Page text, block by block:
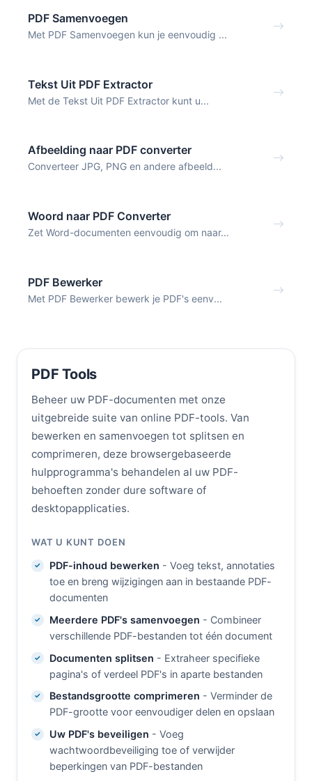
PDF Samenvoegen
Met PDF Samenvoegen kun je eenvoudig ...
Tekst Uit PDF Extractor
Met de Tekst Uit PDF Extractor kunt u...
Afbeelding naar PDF converter
Converteer JPG, PNG en andere afbeeld...
Woord naar PDF Converter
Zet Word-documenten eenvoudig om naar...
PDF Bewerker
Met PDF Bewerker bewerk je PDF's eenv...
PDF Tools
Beheer uw PDF-documenten met onze
uitgebreide suite van online PDF-tools. Van
bewerken en samenvoegen tot splitsen en
comprimeren, deze browsergebaseerde
hulpprogramma's behandelen al uw PDF-
behoeften zonder dure software of
desktopapplicaties.
WAT U KUNT DOEN
PDF-inhoud bewerken - Voeg tekst, annotaties
toe en breng wijzigingen aan in bestaande PDF-
documenten
Meerdere PDF's samenvoegen - Combineer
verschillende PDF-bestanden tot één document
Documenten splitsen - Extraheer specifieke
pagina's of verdeel PDF's in aparte bestanden
Bestandsgrootte comprimeren - Verminder de
PDF-grootte voor eenvoudiger delen en opslaan
Uw PDF's beveiligen - Voeg
wachtwoordbeveiliging toe of verwijder
beperkingen van PDF-bestanden